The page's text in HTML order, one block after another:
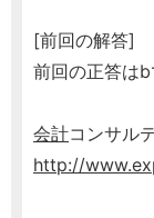
[前回の解答]
前回の正答はb
会計コンサル
http://